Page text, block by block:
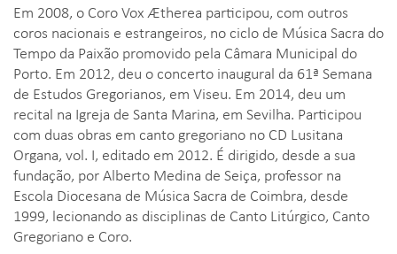
Em 2008, o Coro Vox Ætherea participou, com outros
coros nacionais e estrangeiros, no ciclo de Música Sacra do
Tempo da Paixão promovido pela Câmara Municipal do
Porto. Em 2012, deu o concerto inaugural da 61ª Semana
de Estudos Gregorianos, em Viseu. Em 2014, deu um
recital na Igreja de Santa Marina, em Sevilha. Participou
com duas obras em canto gregoriano no CD Lusitana
Organa, vol. I, editado em 2012. É dirigido, desde a sua
fundação, por Alberto Medina de Seiça, professor na
Escola Diocesana de Música Sacra de Coimbra, desde
1999, lecionando as disciplinas de Canto Litúrgico, Canto
Gregoriano e Coro.